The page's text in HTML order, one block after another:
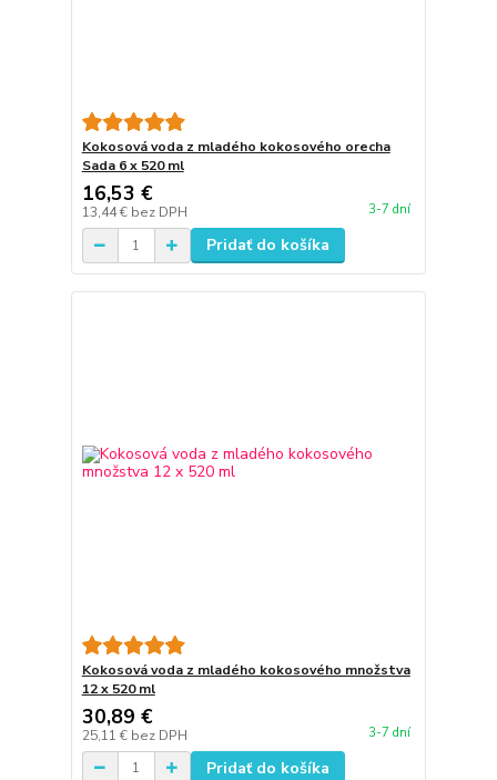
Kokosová voda z mladého kokosového orecha
Sada 6 x 520 ml
16,53 €
13,44 € bez DPH 3-7 dní
Pridať do košíka
Kokosová voda z mladého kokosového množstva
12 x 520 ml
30,89 €
25,11 € bez DPH 3-7 dní
Pridať do košíka